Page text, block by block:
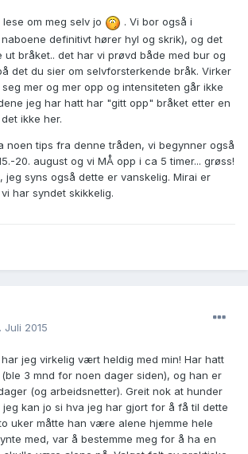
om meg selv jo
. Vi bor også i
definitivt hører hyl og skrik), og det
ut bråket.. det har vi prøvd både med bur og
det du sier om selvforsterkende bråk. Virker
mer og mer opp og intensiteten går ikke
jeg har hatt har "gitt opp" bråket etter en
ikke her.
noen tips fra denne tråden, vi begynner også
20. august og vi MÅ opp i ca 5 timer... grøss!
jeg syns også dette er vanskelig. Mirai er
har syndet skikkelig.
Juli 2015
jeg virkelig vært heldig med min! Har hatt
3 mnd for noen dager siden), og han er
(og arbeidsnetter). Greit nok at hunder
kan jo si hva jeg har gjort for å få til dette
uker måtte han være alene hjemme hele
med, var å bestemme meg for å ha en